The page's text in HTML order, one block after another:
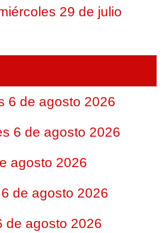
29 de julio
6 de agosto 2026
6 de agosto 2026
agosto 2026
de agosto 2026
de agosto 2026